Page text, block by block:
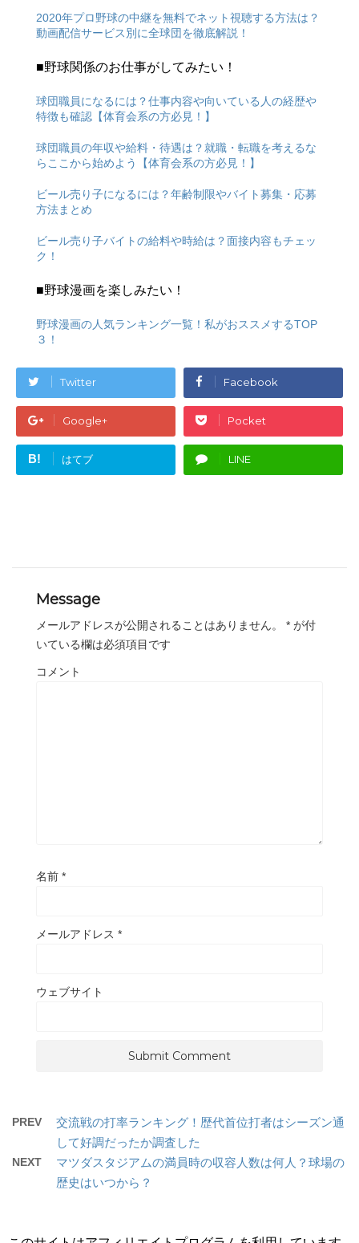
2020年プロ野球の中継を無料でネット視聴する方法は？
動画配信サービス別に全球団を徹底解説！
■野球関係のお仕事がしてみたい！
球団職員になるには？仕事内容や向いている人の経歴や
特徴も確認【体育会系の方必見！】
球団職員の年収や給料・待遇は？就職・転職を考えるな
らここから始めよう【体育会系の方必見！】
ビール売り子になるには？年齢制限やバイト募集・応募
方法まとめ
ビール売り子バイトの給料や時給は？面接内容もチェッ
ク！
■野球漫画を楽しみたい！
野球漫画の人気ランキング一覧！私がおススメするTOP
３！
Twitter Facebook
Google+ Pocket
B! はてブ LINE
Message
メールアドレスが公開されることはありません。 * が付
いている欄は必須項目です
コメント
名前 *
メールアドレス *
ウェブサイト
PREV
交流戦の打率ランキング！歴代首位打者はシーズン通
して好調だったか調査した
NEXT
マツダスタジアムの満員時の収容人数は何人？球場の
歴史はいつから？